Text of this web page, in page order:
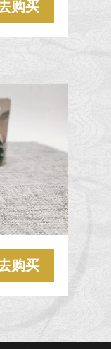
购买
购买